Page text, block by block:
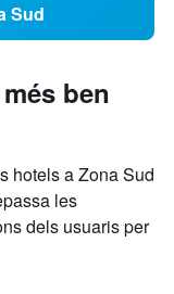
Sud
ben
hotels a Zona Sud
les
dels usuaris per